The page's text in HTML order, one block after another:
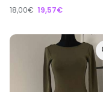
18,00€ 19,57€